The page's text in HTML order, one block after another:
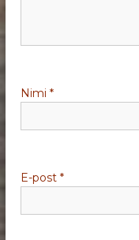
i
n
e
Nimi*
E-post*